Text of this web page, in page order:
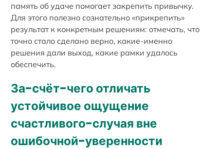
память об удаче помогает закрепить привычку.
Для этого полезно сознательно «прикрепить»
результат к конкретным решениям: отмечать, что
точно стало сделано верно, какие-именно
решения дали выход, какие рамки удалось
обеспечить.
За-счёт-чего отличать
устойчивое ощущение
счастливого-случая вне
ошибочной-уверенности